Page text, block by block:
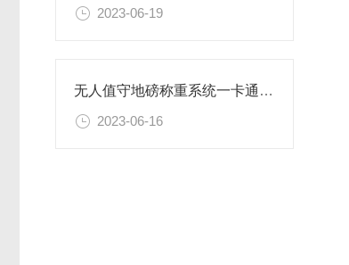
2023-06-19
无人值守地磅称重系统一卡通流程
2023-06-16